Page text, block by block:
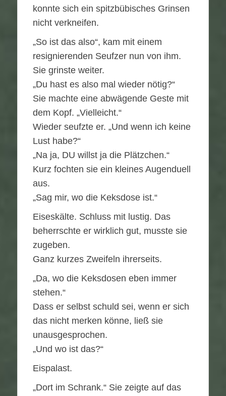
konnte sich ein spitzbübisches Grinsen
nicht verkneifen.
„So ist das also“, kam mit einem
resignierenden Seufzer nun von ihm.
Sie grinste weiter.
„Du hast es also mal wieder nötig?“
Sie machte eine abwägende Geste mit
dem Kopf. „Vielleicht.“
Wieder seufzte er. „Und wenn ich keine
Lust habe?“
„Na ja, DU willst ja die Plätzchen.“
Kurz fochten sie ein kleines Augenduell
aus.
„Sag mir, wo die Keksdose ist.“
Eiseskälte. Schluss mit lustig. Das
beherrschte er wirklich gut, musste sie
zugeben.
Ganz kurzes Zweifeln ihrerseits.
„Da, wo die Keksdosen eben immer
stehen.“
Dass er selbst schuld sei, wenn er sich
das nicht merken könne, ließ sie
unausgesprochen.
„Und wo ist das?“
Eispalast.
„Dort im Schrank.“ Sie zeigte auf das